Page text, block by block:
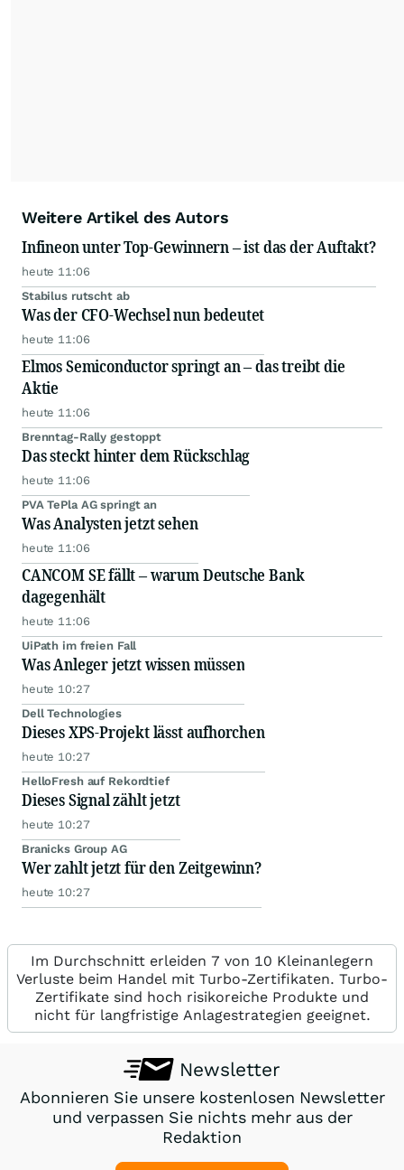
Weitere Artikel des Autors
Infineon unter Top-Gewinnern – ist das der Auftakt?
heute 11:06
Stabilus rutscht ab
Was der CFO-Wechsel nun bedeutet
heute 11:06
Elmos Semiconductor springt an – das treibt die
Aktie
heute 11:06
Brenntag-Rally gestoppt
Das steckt hinter dem Rückschlag
heute 11:06
PVA TePla AG springt an
Was Analysten jetzt sehen
heute 11:06
CANCOM SE fällt – warum Deutsche Bank
dagegenhält
heute 11:06
UiPath im freien Fall
Was Anleger jetzt wissen müssen
heute 10:27
Dell Technologies
Dieses XPS-Projekt lässt aufhorchen
heute 10:27
HelloFresh auf Rekordtief
Dieses Signal zählt jetzt
heute 10:27
Branicks Group AG
Wer zahlt jetzt für den Zeitgewinn?
heute 10:27
Im Durchschnitt erleiden 7 von 10 Kleinanlegern
Verluste beim Handel mit Turbo-Zertifikaten. Turbo-
Zertifikate sind hoch risikoreiche Produkte und
nicht für langfristige Anlagestrategien geeignet.
Newsletter
Abonnieren Sie unsere kostenlosen Newsletter
und verpassen Sie nichts mehr aus der
Redaktion